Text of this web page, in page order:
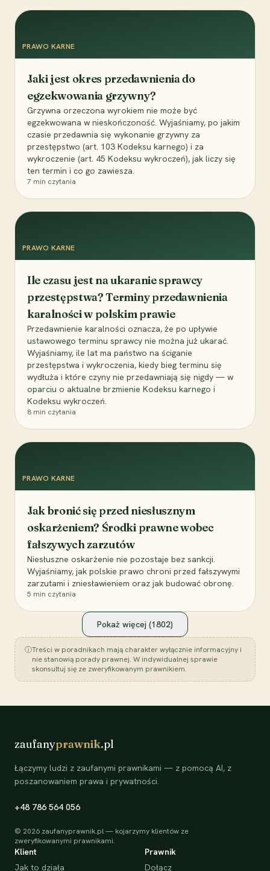
PRAWO KARNE
Jaki jest okres przedawnienia do
egzekwowania grzywny?
Grzywna orzeczona wyrokiem nie może być
egzekwowana w nieskończoność. Wyjaśniamy, po jakim
czasie przedawnia się wykonanie grzywny za
przestępstwo (art. 103 Kodeksu karnego) i za
wykroczenie (art. 45 Kodeksu wykroczeń), jak liczy się
ten termin i co go zawiesza.
7 min czytania
PRAWO KARNE
Ile czasu jest na ukaranie sprawcy
przestępstwa? Terminy przedawnienia
karalności w polskim prawie
Przedawnienie karalności oznacza, że po upływie
ustawowego terminu sprawcy nie można już ukarać.
Wyjaśniamy, ile lat ma państwo na ściganie
przestępstwa i wykroczenia, kiedy bieg terminu się
wydłuża i które czyny nie przedawniają się nigdy — w
oparciu o aktualne brzmienie Kodeksu karnego i
Kodeksu wykroczeń.
8 min czytania
PRAWO KARNE
Jak bronić się przed niesłusznym
oskarżeniem? Środki prawne wobec
fałszywych zarzutów
Niesłuszne oskarżenie nie pozostaje bez sankcji.
Wyjaśniamy, jak polskie prawo chroni przed fałszywymi
zarzutami i zniesławieniem oraz jak budować obronę.
5 min czytania
Pokaż więcej (1802)
ⓘTreści w poradnikach mają charakter wyłącznie informacyjny i
nie stanowią porady prawnej. W indywidualnej sprawie
skonsultuj się ze zweryfikowanym prawnikiem.
zaufanyprawnik.pl
Łączymy ludzi z zaufanymi prawnikami — z pomocą AI, z
poszanowaniem prawa i prywatności.
+48 786 564 056
© 2026 zaufanyprawnik.pl — kojarzymy klientów ze
zweryfikowanymi prawnikami.
Klient
Jak to działa
Prawnik
Dołącz